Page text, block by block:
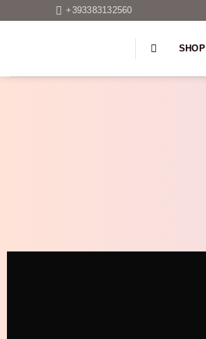
+393383132560
SHOP